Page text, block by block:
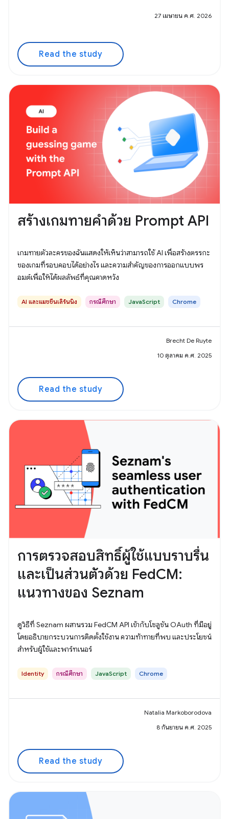
27 เมษายน ค.ศ. 2026
Read the study
สร้างเกมทายคำด้วย Prompt API
เกมทายตัวละครของฉันแสดงให้เห็นว่าสามารถใช้ AI เพื่อสร้างตรรกะ
ของเกมที่รอบคอบได้อย่างไร และความสำคัญของการออกแบบพร
อมต์เพื่อให้ได้ผลลัพธ์ที่คุณคาดหวัง
AI และแมชชีนเลิร์นนิง กรณีศึกษา JavaScript Chrome
Brecht De Ruyte
10 ตุลาคม ค.ศ. 2025
Read the study
การตรวจสอบสิทธิ์ผู้ใช้แบบราบรื่น
และเป็นส่วนตัวด้วย FedCM:
แนวทางของ Seznam
ดูวิธีที่ Seznam ผสานรวม FedCM API เข้ากับโซลูชัน OAuth ที่มีอยู่
โดยอธิบายกระบวนการติดตั้งใช้งาน ความท้าทายที่พบ และประโยชน์
สำหรับผู้ใช้และพาร์ทเนอร์
Identity กรณีศึกษา JavaScript Chrome
Natalia Markoborodova
8 กันยายน ค.ศ. 2025
Read the study